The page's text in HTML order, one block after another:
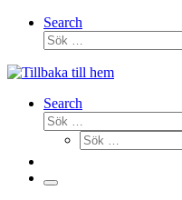
Search
Sök
Search
Sök
Sök
Meny